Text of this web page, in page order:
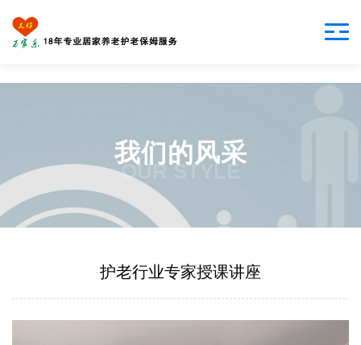
我们的风采
OUR STYLE
护老行业专家授课讲座